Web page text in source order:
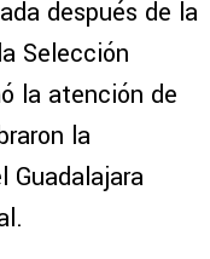
después de la
Selección
la atención de
la
Guadalajara